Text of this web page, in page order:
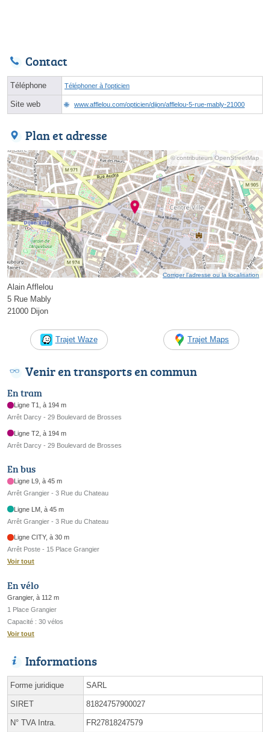
Contact
Téléphone Téléphoner à l'opticien
Site web www.afflelou.com/opticien/dijon/afflelou-5-rue-mably-21000
Plan et adresse
© contributeurs OpenStreetMap
Corriger l’adresse ou la localisation
Alain Afflelou
5 Rue Mably
21000 Dijon
Trajet Waze Trajet Maps
Venir en transports en commun
En tram
Ligne T1, à 194 m
Arrêt Darcy - 29 Boulevard de Brosses
Ligne T2, à 194 m
Arrêt Darcy - 29 Boulevard de Brosses
En bus
Ligne L9, à 45 m
Arrêt Grangier - 3 Rue du Chateau
Ligne LM, à 45 m
Arrêt Grangier - 3 Rue du Chateau
Ligne CITY, à 30 m
Arrêt Poste - 15 Place Grangier
Voir tout
En vélo
Grangier, à 112 m
1 Place Grangier
Capacité : 30 vélos
Voir tout
Informations
Forme juridique SARL
SIRET 81824757900027
N° TVA Intra. FR27818247579